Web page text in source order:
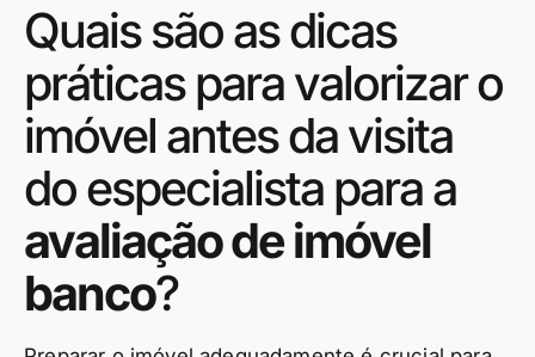
Quais são as dicas
práticas para valorizar o
imóvel antes da visita
do especialista para a
avaliação de imóvel
banco?